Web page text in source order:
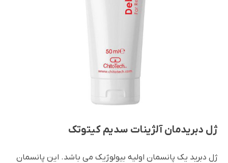
ژل دبریدمان آلژینات سدیم کیتوتک
ژل دبرید یک پانسمان اولیه بیولوژیک می باشد. این پانسمان